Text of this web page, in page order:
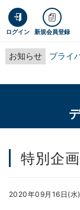
ログイン 新規会員登録
お知らせ プライ
特別企
2020年09月16日(水)